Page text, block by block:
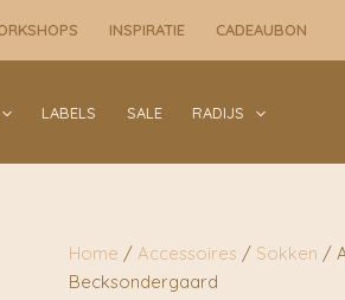
INSPIRATIE CADEAUBON
LABELS SALE RADIJS
Home / Accessoires / Sokken /
Becksondergaard
Birch
White
Becksondergaard